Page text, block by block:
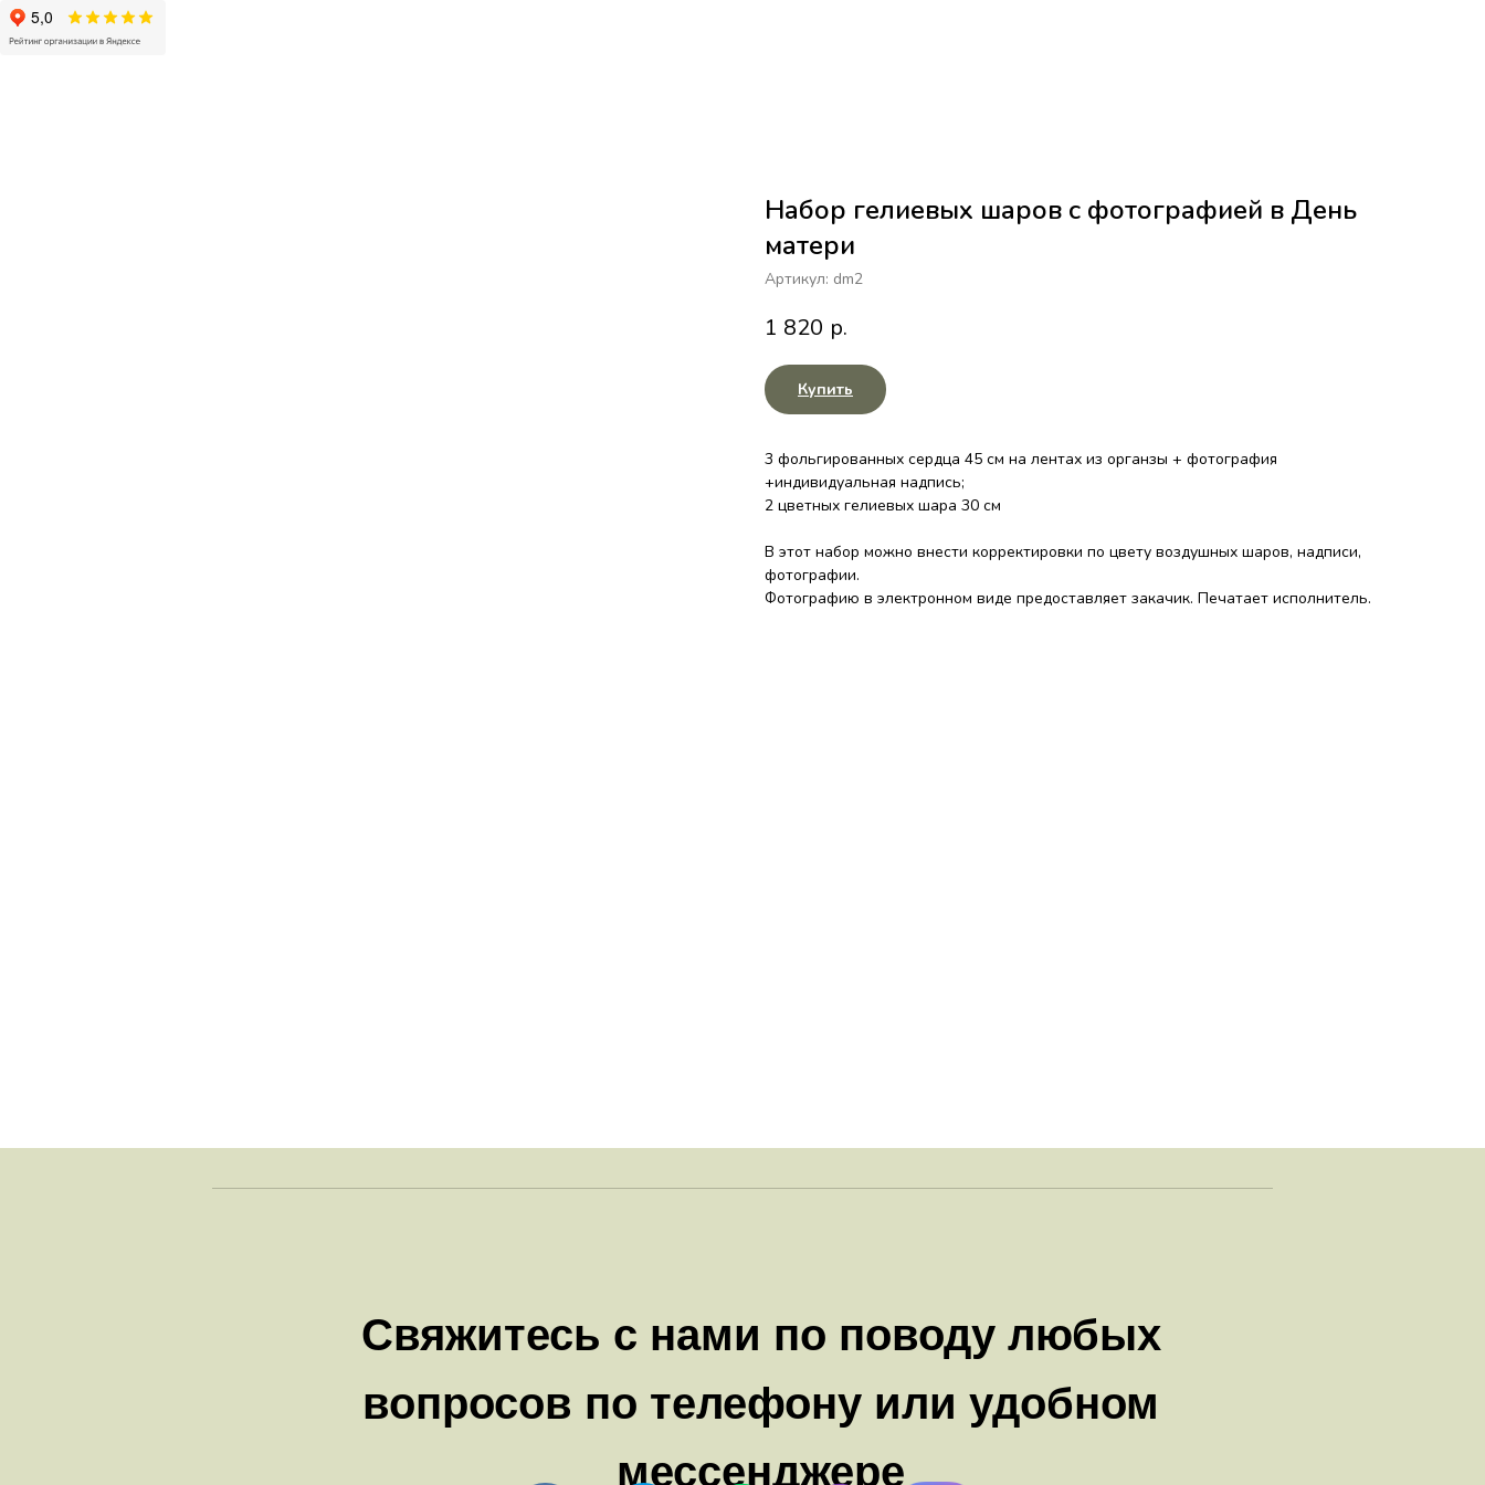
Набор гелиевых шаров с фотографией в День
матери
Артикул: dm2
1 820 р.
Купить
3 фольгированных сердца 45 см на лентах из органзы + фотография
+индивидуальная надпись;
2 цветных гелиевых шара 30 см
В этот набор можно внести корректировки по цвету воздушных шаров, надписи,
фотографии.
Фотографию в электронном виде предоставляет закачик. Печатает исполнитель.
Свяжитесь с нами по поводу любых
вопросов по телефону или удобном
мессенджере